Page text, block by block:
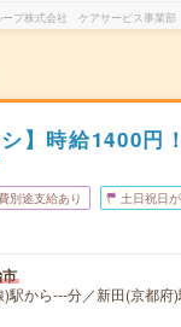
ープ株式会社 ケアサービス事業部
シ】時給1400円
別途支給あり 土日祝日
駅から---分／新田(京都府